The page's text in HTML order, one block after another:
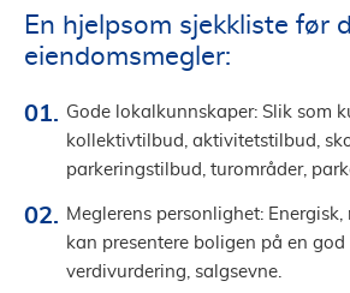
En hjelpsom sjekkliste før
eiendomsmegler:
Gode lokalkunnskaper: Slik som
kollektivtilbud, aktivitetstilbud,
parkeringstilbud, turområder,
Meglerens personlighet: Energisk,
kan presentere boligen på en
verdivurdering, salgsevne.